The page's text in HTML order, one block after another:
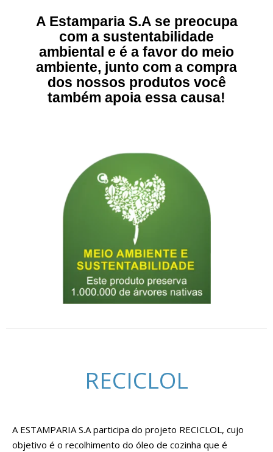
A Estamparia S.A se preocupa
com a sustentabilidade
ambiental e é a favor do meio
ambiente, junto com a compra
dos nossos produtos você
também apoia essa causa!
RECICLOL
A ESTAMPARIA S.A participa do projeto RECICLOL, cujo
objetivo é o recolhimento do óleo de cozinha que é